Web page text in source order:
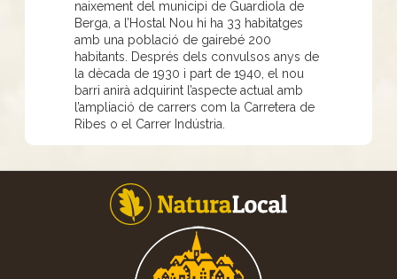
naixement del municipi de Guardiola de
Berga, a l’Hostal Nou hi ha 33 habitatges
amb una població de gairebé 200
habitants. Després dels convulsos anys de
la dècada de 1930 i part de 1940, el nou
barri anirà adquirint l’aspecte actual amb
l’ampliació de carrers com la Carretera de
Ribes o el Carrer Indústria.